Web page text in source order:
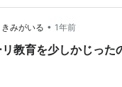
察します。その後、日用
けの商品仕様と安全表示
担と買い過ぎを抑…
みがいる • 1年前
教育を少しかじった